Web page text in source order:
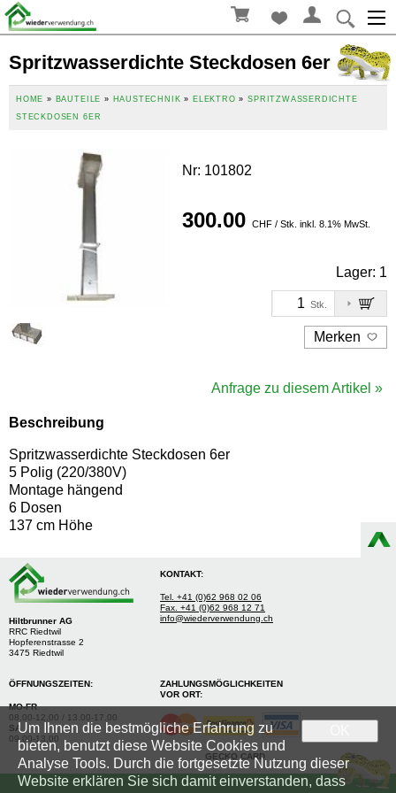
Spritzwasserdichte Steckdosen 6er
HOME » BAUTEILE » HAUSTECHNIK » ELEKTRO »SPRITZWASSERDICHTE
STECKDOSEN 6ER
Nr: 101802
300.00 CHF / Stk. inkl. 8.1% MwSt.
Lager: 1
Stk.
Merken
Anfrage zu diesem Artikel »
Beschreibung
Spritzwasserdichte Steckdosen 6er
5 Polig (220/380V)
Montage hängend
6 Dosen
137 cm Höhe
Hiltbrunner AG
RRC Riedtwil
Hopferenstrasse 2
3475 Riedtwil
KONTAKT:
Tel. +41 (0)62 968 02 06
Fax. +41 (0)62 968 12 71
info@wiederverwendung.ch
ÖFFNUNGSZEITEN:
MO-FR
08.00-12.00 / 13.00-17.00
SA
09.00-13.00
ZAHLUNGSMÖGLICHKEITEN
VOR ORT:
GECKO CARD
Um Ihnen die bestmögliche Erfahrung zu
bieten, benutzt diese Website Cookies und
Analyse Tools. Durch die fortgesetzte Nutzung dieser
Website erklären Sie sich damit einverstanden, dass